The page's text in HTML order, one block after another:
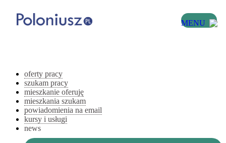
MENU
oferty pracy
szukam pracy
mieszkanie oferuję
mieszkania szukam
powiadomienia na email
kursy i usługi
news